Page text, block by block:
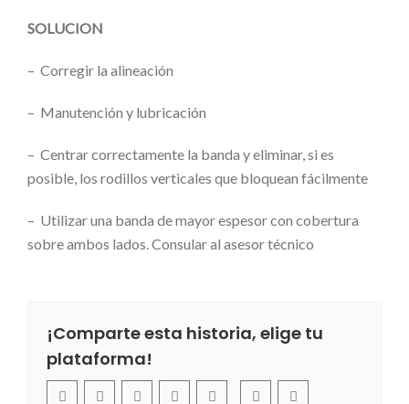
SOLUCION
– Corregir la alineación
– Manutención y lubricación
– Centrar correctamente la banda y eliminar, si es
posible, los rodillos verticales que bloquean fácilmente
– Utilizar una banda de mayor espesor con cobertura
sobre ambos lados. Consular al asesor técnico
¡Comparte esta historia, elige tu
plataforma!